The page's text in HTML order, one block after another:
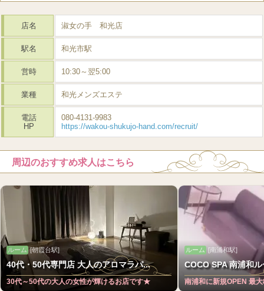
店名 淑女の手 和光店
駅名 和光市駅
営時 10:30～翌5:00
業種 和光メンズエステ
電話
HP
080-4131-9983
https://wakou-shukujo-hand.com/recruit/
周辺のおすすめ求人はこちら
ルーム [朝霞台駅]
40代・50代専門店 大人のアロマラパ...
30代～50代の大人の女性が輝けるお店です★
ルーム [南浦和駅]
COCO SPA 南浦和
南浦和に新規OPEN 最